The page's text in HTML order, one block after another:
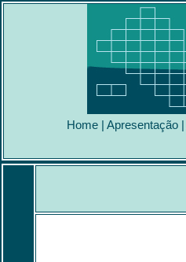
Home | Apresentação |